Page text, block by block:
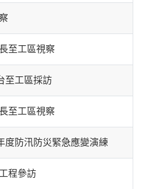
至工區視察
至工區採訪
至工區視察
度防汛防災緊急應變演練
程參訪